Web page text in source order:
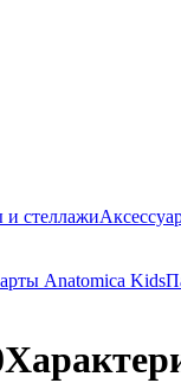
стеллажи
Anatomica Kids